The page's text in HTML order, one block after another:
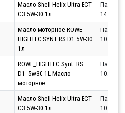
Масло Shell Helix Ultra ECT
C3 5W-30 1л
Партнёр
Масло моторное ROWE
HIGHTEC SYNT RS D1 5W-30
1л
Партнёр
ROWE_HIGHTEC Synt. RS
D1_5w30 1L Масло
моторное
Партнёр
Масло Shell Helix Ultra ECT
C3 5W-30 1л
Партнёр